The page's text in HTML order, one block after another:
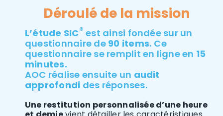
Déroulé de la mission
L’étude SIC® est ainsi fondée sur un
questionnaire de 90 items. Ce
questionnaire se remplit en ligne en 15
minutes.
AOC réalise ensuite un audit
approfondi des réponses.
Une restitution personnalisée d’une heure